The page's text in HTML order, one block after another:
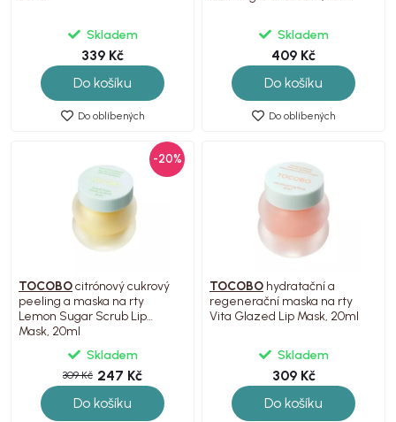
Skladem
339 Kč
Do košíku
Do oblíbených
Skladem
409 Kč
Do košíku
Do oblíbených
-20%
TOCOBOcitrónový cukrový
peeling a maska na rty
Lemon Sugar Scrub Lip
Mask, 20ml
Skladem
309 Kč 247 Kč
Do košíku
TOCOBO hydratační a
regenerační maska na rty
Vita Glazed Lip Mask, 20ml
Skladem
309 Kč
Do košíku